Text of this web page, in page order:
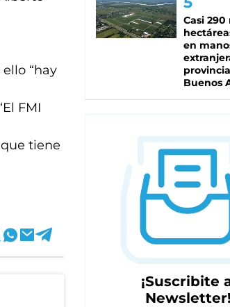
“hay
FMI
tiene
Casi 290
en
Buenos
¡Suscribite
Newsletter!